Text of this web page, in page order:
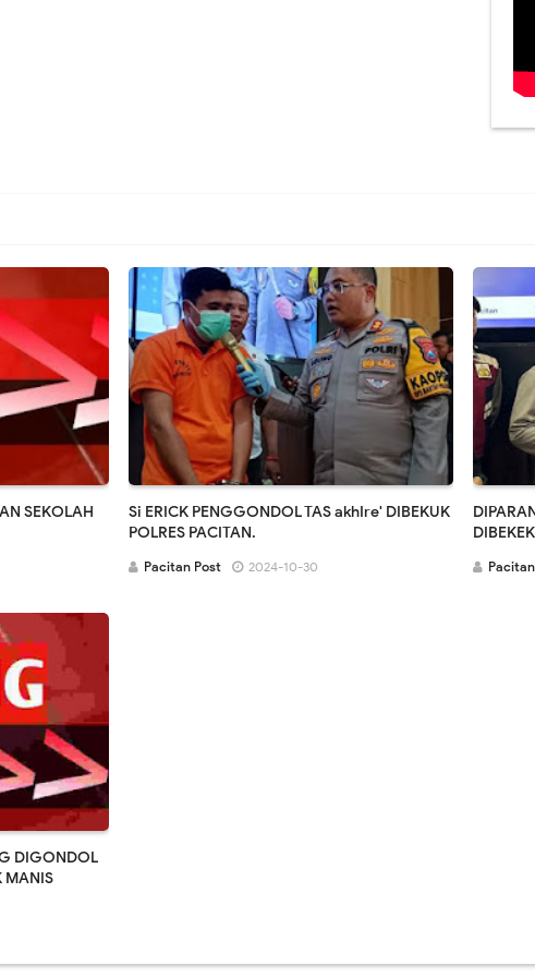
SEKOLAH
Si ERICK PENGGONDOL TAS akhIre' DIBEKUK
POLRES PACITAN.
Pacitan Post 2024-10-30
DIGONDOL
MANIS